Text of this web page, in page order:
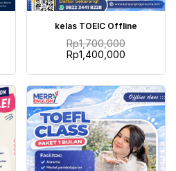
TAMBAH KE KERANJANG
kelas TOEIC Offline
Rp1,700,000
Rp1,400,000